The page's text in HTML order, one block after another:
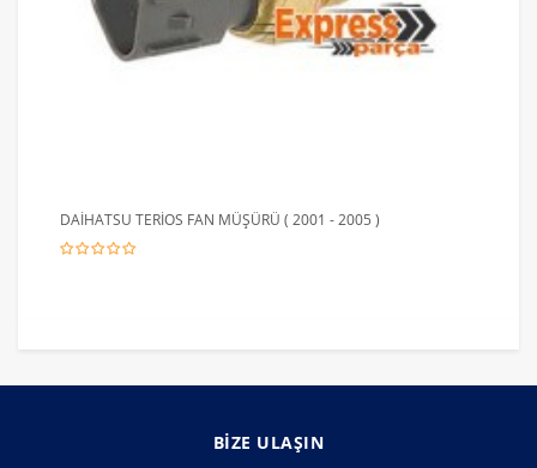
DAİHATSU TERİOS FAN MÜŞÜRÜ ( 2001 - 2005 )
BİZE ULAŞIN